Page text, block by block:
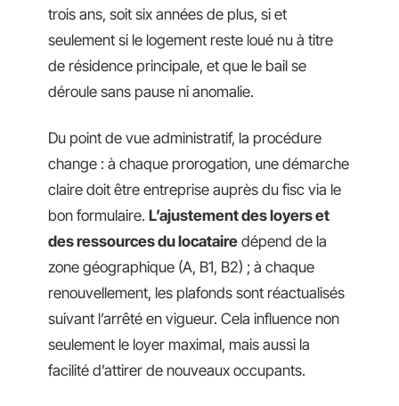
trois ans, soit six années de plus, si et
seulement si le logement reste loué nu à titre
de résidence principale, et que le bail se
déroule sans pause ni anomalie.
Du point de vue administratif, la procédure
change : à chaque prorogation, une démarche
claire doit être entreprise auprès du fisc via le
bon formulaire. L’ajustement des loyers et
des ressources du locataire dépend de la
zone géographique (A, B1, B2) ; à chaque
renouvellement, les plafonds sont réactualisés
suivant l’arrêté en vigueur. Cela influence non
seulement le loyer maximal, mais aussi la
facilité d’attirer de nouveaux occupants.